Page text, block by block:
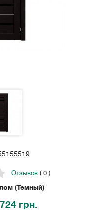
Отзывов ( 0 )
(Темный)
грн.